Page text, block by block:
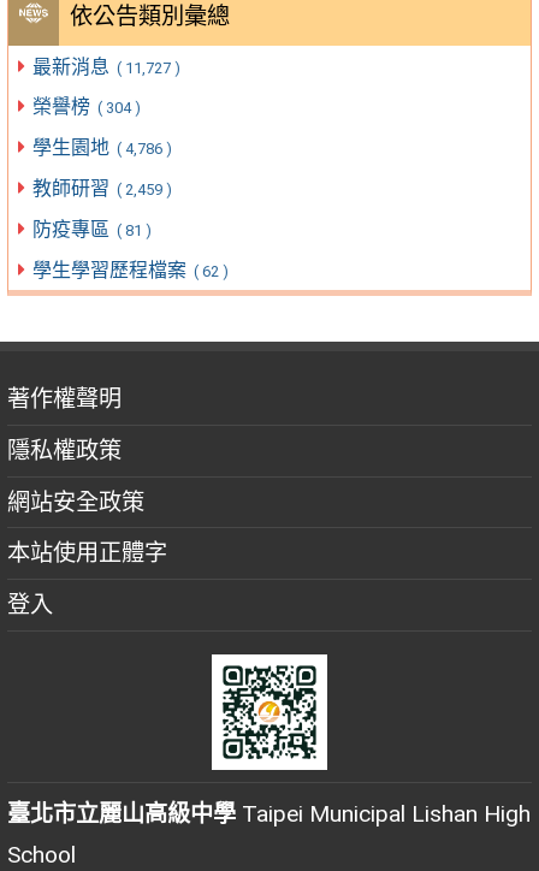
依公告類別彙總
最新消息 ( 11,727 )
榮譽榜 ( 304 )
學生園地 ( 4,786 )
教師研習 ( 2,459 )
防疫專區 ( 81 )
學生學習歷程檔案 ( 62 )
著作權聲明
隱私權政策
網站安全政策
本站使用正體字
登入
臺北市立麗山高級中學 Taipei Municipal Lishan High
School